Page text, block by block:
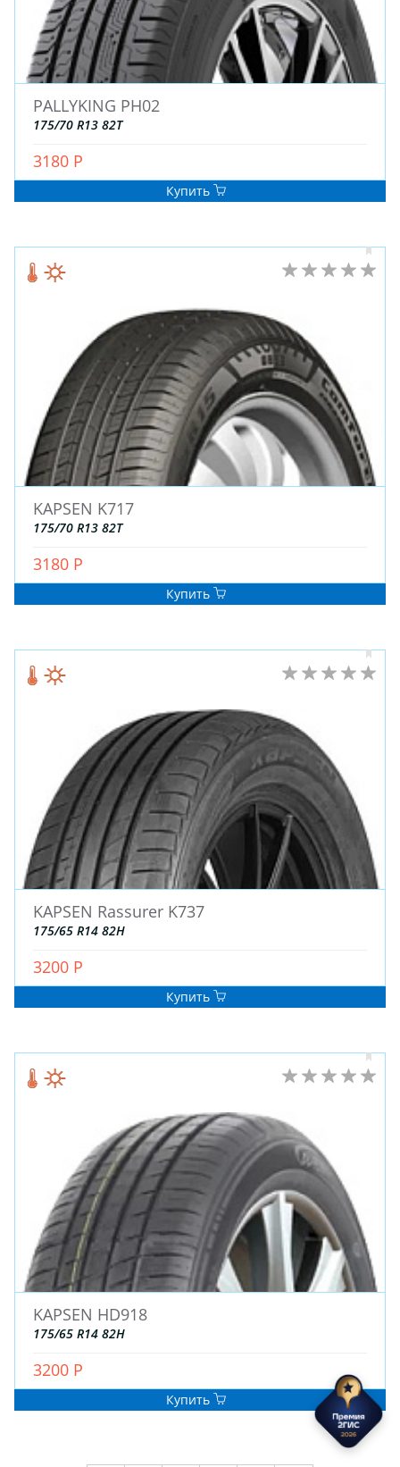
PALLYKING PH02
175/70 R13 82T
3180 Р
Купить
KAPSEN K717
175/70 R13 82T
3180 Р
Купить
KAPSEN Rassurer K737
175/65 R14 82H
3200 Р
Купить
KAPSEN HD918
175/65 R14 82H
3200 Р
Купить